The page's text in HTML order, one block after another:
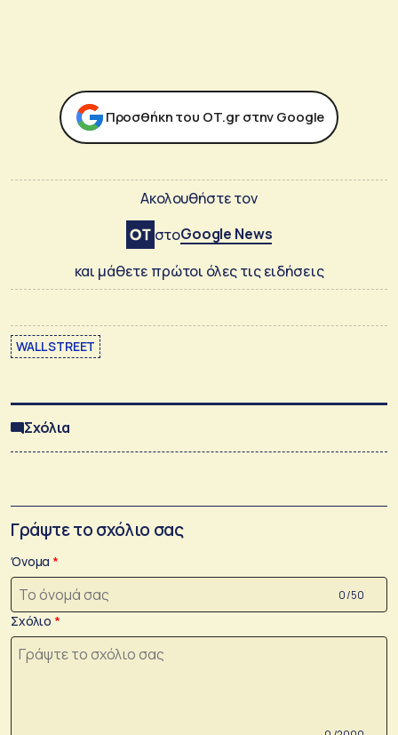
Προσθήκη του ΟΤ.gr στην Google
Ακολουθήστε τον
στοGoogle News
και μάθετε πρώτοι όλες τις ειδήσεις
WALL STREET
Σχόλια
Γράψτε το σχόλιο σας
Όνομα
0 /50
Σχόλιο